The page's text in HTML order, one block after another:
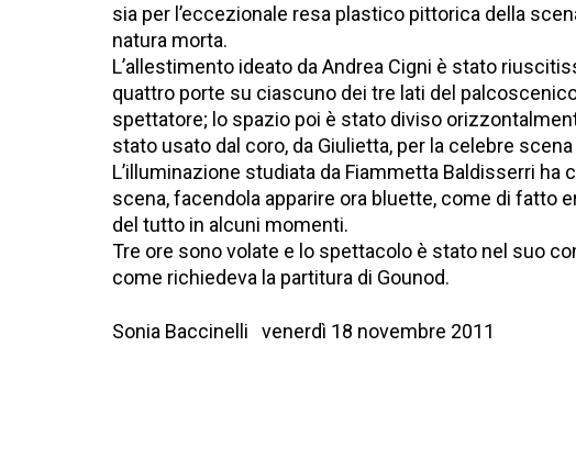
sia per l’eccezionale resa plastico pittorica della
natura morta.
L’allestimento ideato da Andrea Cigni è stato
quattro porte su ciascuno dei tre lati del
spettatore; lo spazio poi è stato diviso
stato usato dal coro, da Giulietta, per la celebre
L’illuminazione studiata da Fiammetta Baldisserri ha
scena, facendola apparire ora bluette, come di fatto
del tutto in alcuni momenti.
Tre ore sono volate e lo spettacolo è stato nel suo
come richiedeva la partitura di Gounod.
Sonia Baccinelli venerdì 18 novembre 2011